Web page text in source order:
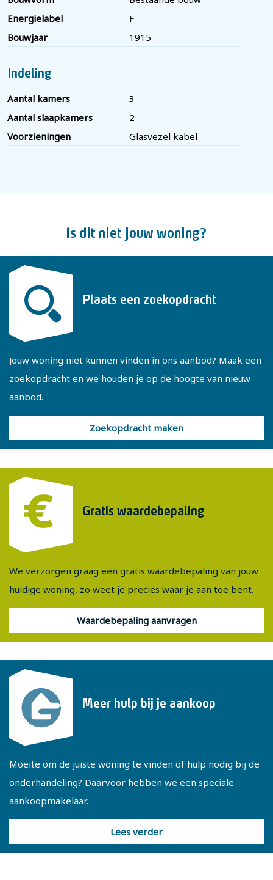
- VvE bijdrage is € 54,- per maand
- Energielabel F
zelfbewoningsclausule en ouderdomsclausule
- Er is geen NVM Vragenlijst aanwezig
- Gebruiksoppervlakte 91 m² en inhoud 344 m³
Energielabel
F
Bouwjaar
1915
Indeling
Aantal kamers
3
Aantal slaapkamers
2
Voorzieningen
Glasvezel kabel
Is dit niet jouw woning?
Plaats een zoekopdracht
Jouw woning niet kunnen vinden in ons aanbod? Maak een
zoekopdracht en we houden je op de hoogte van nieuw
aanbod.
Zoekopdracht maken
Gratis waardebepaling
We verzorgen graag een gratis waardebepaling van jouw
huidige woning, zo weet je precies waar je aan toe bent.
Waardebepaling aanvragen
Meer hulp bij je aankoop
Moeite om de juiste woning te vinden of hulp nodig bij de
onderhandeling? Daarvoor hebben we een speciale
aankoopmakelaar.
Lees verder